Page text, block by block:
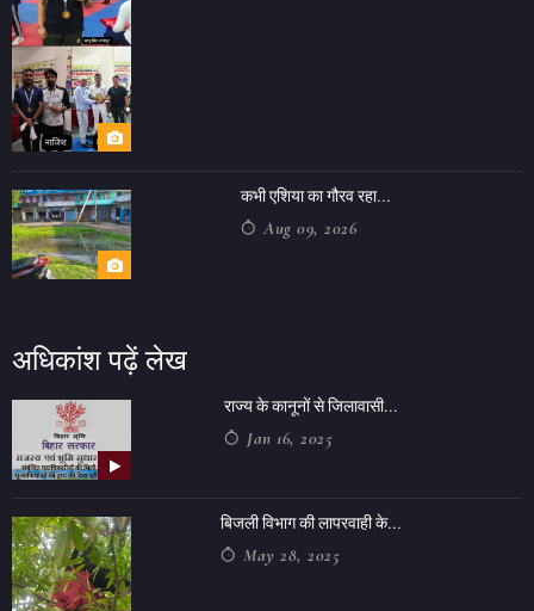
कभी एशिया का गौरव रहा...
Aug 09, 2026
अधिकांश पढ़ें लेख
राज्य के कानूनों से जिलावासी...
Jan 16, 2025
बिजली विभाग की लापरवाही के...
May 28, 2025